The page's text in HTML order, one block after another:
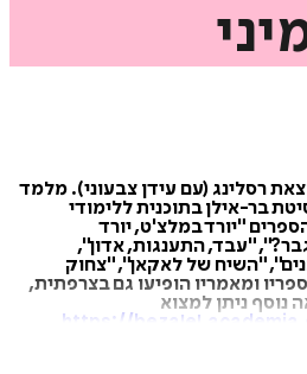
רסלינג (עם עידן צבעוני). מלמד
בר-אילן בתוכנית ללימודי
"יורד במלצ'ט, יורד
"עבד, התענגות, אדון",
"השיח של לאקאן", "צחוק
ומאמריו הופיעו גם בצרפתית,
נוסף ניתן למצוא
https://